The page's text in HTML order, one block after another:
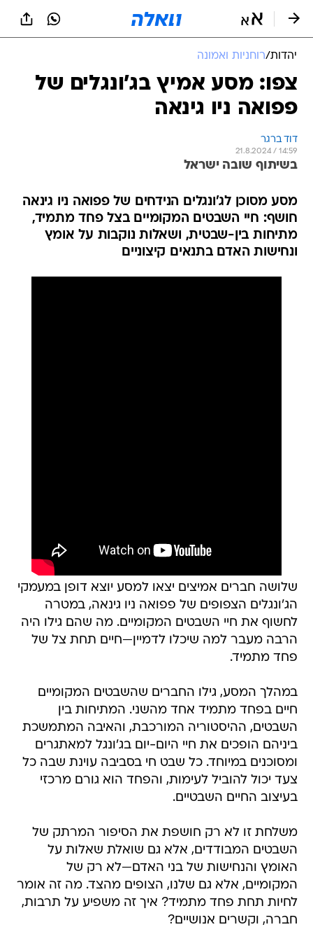
יהדות/רוחניות ואמונה
צפו: מסע אמיץ בג'ונגלים של
פפואה ניו גינאה
דוד ברגר
21.8.2024 / 14:59
בשיתוף שובה ישראל
מסע מסוכן לג'ונגלים הנידחים של פפואה ניו גינאה
חושף: חיי השבטים המקומיים בצל פחד מתמיד,
מתיחות בין-שבטית, ושאלות נוקבות על אומץ
ונחישות האדם בתנאים קיצוניים
שלושה חברים אמיצים יצאו למסע יוצא דופן במעמקי
הג'ונגלים הצפופים של פפואה ניו גינאה, במטרה
לחשוף את חיי השבטים המקומיים. מה שהם גילו היה
הרבה מעבר למה שיכלו לדמיין—חיים תחת צל של
פחד מתמיד.
במהלך המסע, גילו החברים שהשבטים המקומיים
חיים בפחד מתמיד אחד מהשני. המתיחות בין
השבטים, ההיסטוריה המורכבת, והאיבה המתמשכת
ביניהם הופכים את חיי היום-יום בג'ונגל למאתגרים
ומסוכנים במיוחד. כל שבט חי בסביבה עוינת שבה כל
צעד יכול להוביל לעימות, והפחד הוא גורם מרכזי
בעיצוב החיים השבטיים.
משלחת זו לא רק חושפת את הסיפור המרתק של
השבטים המבודדים, אלא גם שואלת שאלות על
האומץ והנחישות של בני האדם—לא רק של
המקומיים, אלא גם שלנו, הצופים מהצד. מה זה אומר
לחיות תחת פחד מתמיד? איך זה משפיע על תרבות,
חברה, וקשרים אנושיים?